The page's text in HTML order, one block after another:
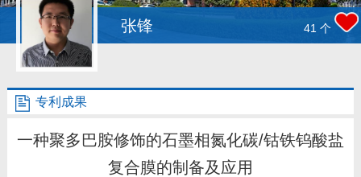
获奖信息
招生信息
学生信息
我的相册
张锋 41 个
专利成果
一种聚多巴胺修饰的石墨相氮化碳/钴铁钨酸盐
复合膜的制备及应用